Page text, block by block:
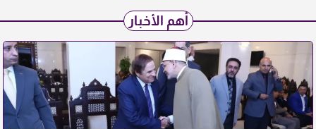
أهم الأخبار